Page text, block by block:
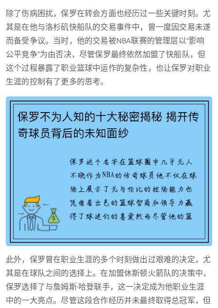
除了伤病困扰，保罗在转会方面也经历过一些关键时刻。尤
其是在他与洛杉矶快船队的交易事件中，曾一度因交易未遂
而备受争议。当时，他的交易被NBA联赛的管理层以“影响
公平竞争”为由否决，尽管保罗最终依然加盟了快船队，但
这个过程暴露了职业篮球中运作的复杂性，也让保罗对职业
生涯的控制有了更多的思考。
此外，保罗曾在职业生涯的多个时刻做出过艰难的决定，尤
其是在球队之间的选择上。在加盟休斯顿火箭队的决策中，
保罗选择了与詹姆斯·哈登联手，这一决定成为他职业生涯
中的一大亮点。尽管这段合作经历并未最终取得总冠军，但